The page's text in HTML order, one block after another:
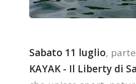
Sabato 11 luglio,
KAYAK - Il Liberty di